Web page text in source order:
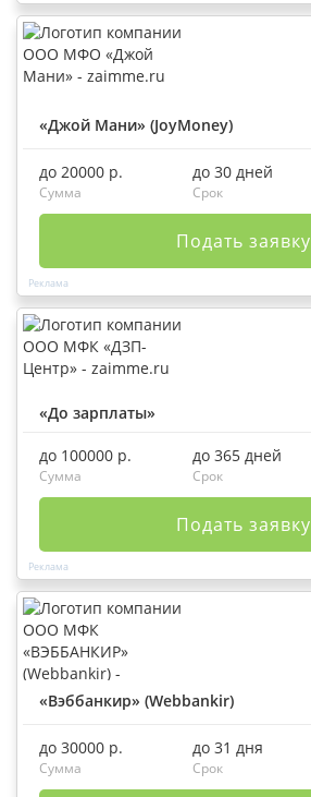
«Джой Мани» (JoyMoney)
до 20000 р.
Сумма
до 30 дней
Срок
Подать заявку
«До зарплаты»
до 100000 р.
Сумма
до 365 дней
Срок
Подать заявку
«Вэббанкир» (Webbankir)
до 30000 р.
Сумма
до 31 дня
Срок